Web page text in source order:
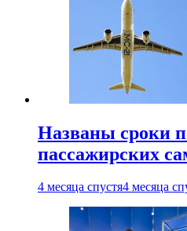
Названы сроки
пассажирских
4 месяца спустя4 месяца